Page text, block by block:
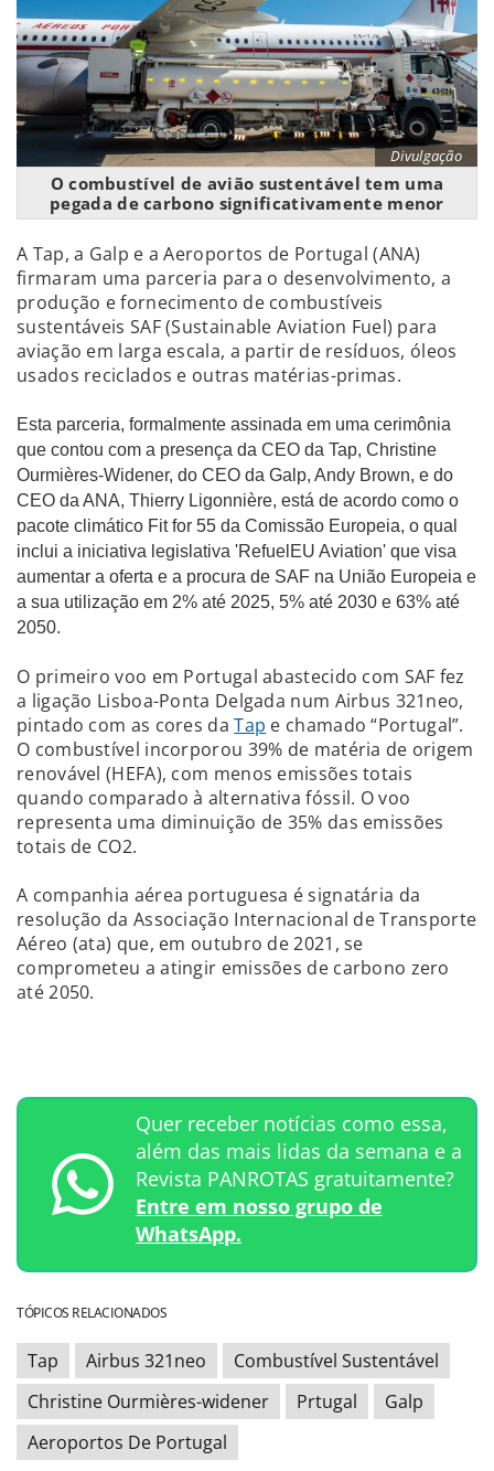
Divulgação
O combustível de avião sustentável tem uma
pegada de carbono significativamente menor
A Tap, a Galp e a Aeroportos de Portugal (ANA)
firmaram uma parceria para o desenvolvimento, a
produção e fornecimento de combustíveis
sustentáveis SAF (Sustainable Aviation Fuel) para
aviação em larga escala, a partir de resíduos, óleos
usados reciclados e outras matérias-primas.
Esta parceria, formalmente assinada em uma cerimônia
que contou com a presença da CEO da Tap, Christine
Ourmières-Widener, do CEO da Galp, Andy Brown, e do
CEO da ANA, Thierry Ligonnière, está de acordo como o
pacote climático Fit for 55 da Comissão Europeia, o qual
inclui a iniciativa legislativa 'RefuelEU Aviation' que visa
aumentar a oferta e a procura de SAF na União Europeia e
a sua utilização em 2% até 2025, 5% até 2030 e 63% até
2050.
O primeiro voo em Portugal abastecido com SAF fez
a ligação Lisboa-Ponta Delgada num Airbus 321neo,
pintado com as cores daTap e chamado “Portugal”.
O combustível incorporou 39% de matéria de origem
renovável (HEFA), com menos emissões totais
quando comparado à alternativa fóssil. O voo
representa uma diminuição de 35% das emissões
totais de CO2.
A companhia aérea portuguesa é signatária da
resolução da Associação Internacional de Transporte
Aéreo (ata) que, em outubro de 2021, se
comprometeu a atingir emissões de carbono zero
até 2050.
Quer receber notícias como essa,
além das mais lidas da semana e a
Revista PANROTAS gratuitamente?
Entre em nosso grupo de
WhatsApp.
TÓPICOS RELACIONADOS
Tap Airbus 321neo
Combustível Sustentável
Christine Ourmières-widener
Prtugal
Galp
Aeroportos De Portugal